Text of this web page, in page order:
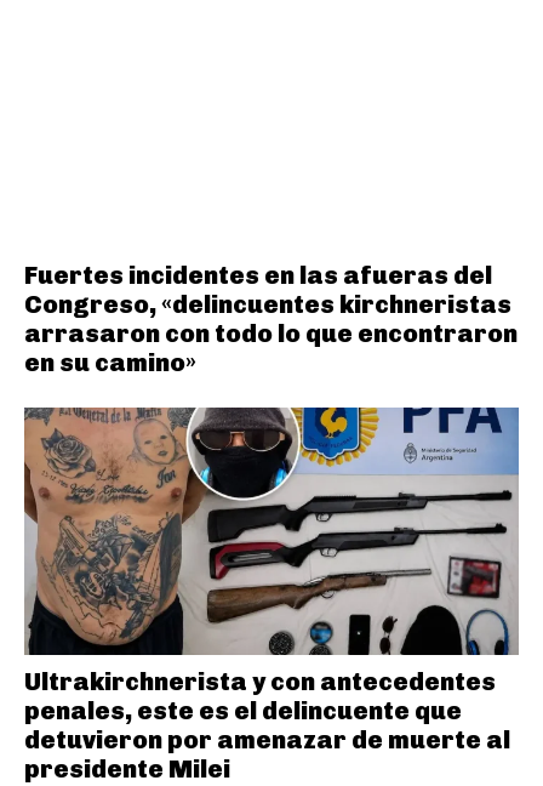
Fuertes incidentes en las afueras del
Congreso, «delincuentes kirchneristas
arrasaron con todo lo que encontraron
en su camino»
Ultrakirchnerista y con antecedentes
penales, este es el delincuente que
detuvieron por amenazar de muerte al
presidente Milei